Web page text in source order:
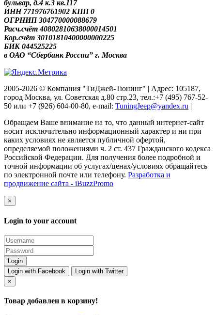
бульвар, д.4 к.3 кв.117
ИНН 771976761902 КПП 0
ОГРНИП 304770000088679
Расч.счёт 40802810638000014501
Кор.счёт 30101810400000000225
БИК 044525225
в ОАО “Сбербанк России” г. Москва
2005-2026 © Компания "ТиДжей-Тюнинг" | Адрес: 105187,
город Москва, ул. Советская д.80 стр.23, тел.:+7 (495) 767-52-
50 или +7 (926) 604-00-80, e-mail: TuningJeep@yandex.ru |
Обращаем Ваше внимание на то, что данный интернет-сайт
носит исключительно информационный характер и ни при
каких условиях не является публичной офертой,
определяемой положениями ч. 2 ст. 437 Гражданского кодекса
Российской Федерации. Для получения более подробной и
точной информации об услугах/ценах/условиях обращайтесь
по электронной почте или телефону. Разработка и
продвижение сайта - iBuzzPromo
×
Login to your account
Login with Facebook
Login with Twitter
×
Товар добавлен в корзину!